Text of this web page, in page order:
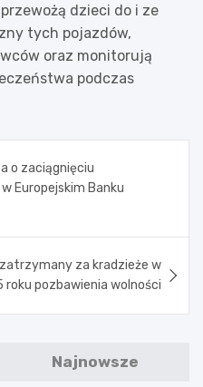
dzieci do i ze
tych pojazdów,
oraz monitorują
podczas
o zaciągnięciu
Europejskim Banku
za kradzieże w
roku pozbawienia wolności
Najnowsze